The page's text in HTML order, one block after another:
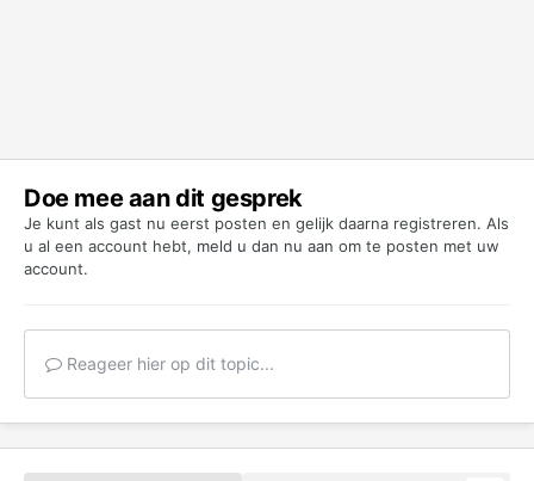
Doe mee aan dit gesprek
Je kunt als gast nu eerst posten en gelijk daarna registreren. Als
u al een account hebt, meld u dan nu aan om te posten met uw
account.
Reageer hier op dit topic...